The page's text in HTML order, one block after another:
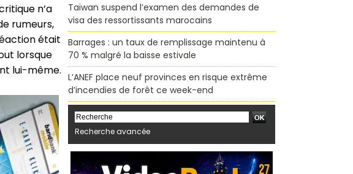
n’a
rumeurs,
était
lorsque
lui-même.
Taïwan suspend l’examen des demandes de
visa des ressortissants marocains
Barrages : un taux de remplissage maintenu à
70 % malgré la baisse estivale
L’ANEF place neuf provinces en risque extrême
d’incendies de forêt ce week-end
Recherche avancée